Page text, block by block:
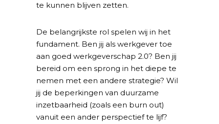
te kunnen blijven zetten.
De belangrijkste rol spelen wij in het
fundament. Ben jij als werkgever toe
aan goed werkgeverschap 2.0? Ben jij
bereid om een sprong in het diepe te
nemen met een andere strategie? Wil
jij de beperkingen van duurzame
inzetbaarheid (zoals een burn out)
vanuit een ander perspectief te lijf?